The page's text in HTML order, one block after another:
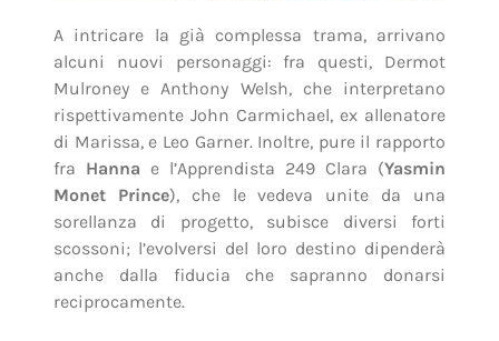
A intricare la già complessa trama, arrivano
alcuni nuovi personaggi: fra questi, Dermot
Mulroney e Anthony Welsh, che interpretano
rispettivamente John Carmichael, ex allenatore
di Marissa, e Leo Garner. Inoltre, pure il rapporto
fra Hanna e l’Apprendista 249 Clara (Yasmin
Monet Prince), che le vedeva unite da una
sorellanza di progetto, subisce diversi forti
scossoni; l’evolversi del loro destino dipenderà
anche dalla fiducia che sapranno donarsi
reciprocamente.